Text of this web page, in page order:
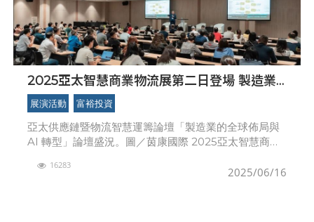
2025亞太智慧商業物流展第二日登場 製造業
全球布局與物流永續成論壇焦點
展演活動 富裕投資
亞太供應鏈暨物流智慧運籌論壇「製造業的全球佈局與
AI 轉型」論壇盛況。圖／茵康國際 2025亞太智慧商業
潮，展館內七大主題展區與多場高峰
2025/06/16
16283